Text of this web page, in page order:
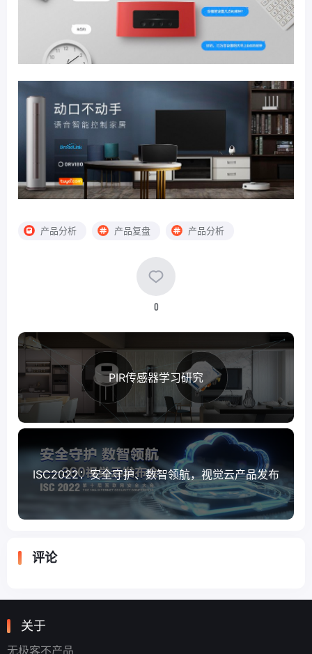
产品分析 产品复盘 产品分析
0
PIR传感器学习研究
ISC2022：安全守护、数智领航，视觉云产品发布
评论
关于
无极客不产品